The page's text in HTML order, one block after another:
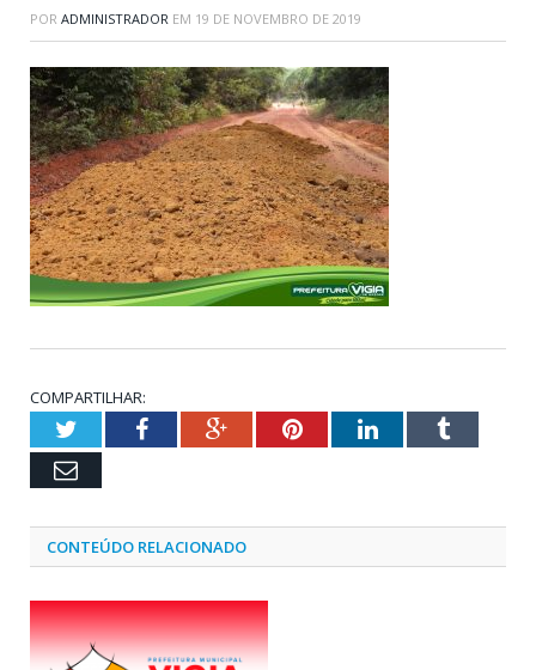
POR ADMINISTRADOR EM 19 DE NOVEMBRO DE 2019
COMPARTILHAR:
TwitterFacebookGoogle+PinterestLinkedInTumblr
Email
CONTEÚDO RELACIONADO